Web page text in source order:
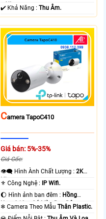
+ Nhựa.
️✔️ Khả Năng :Thu Âm.
CAmera TapoC410
Giá bán: 5%-35%
Giá Gốc:
👁️‍🗨 Hình Ành Chất Lượng :2K
Lite .
⚜️ Công Nghệ : IP Wifi.
🌔 Hình ảnh ban đêm : Hồng
Ngoại 10m Có Màu Ban Ðêm.
❄ Camera Theo MẫuThân Plastic.